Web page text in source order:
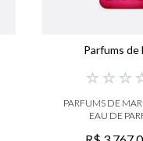
Parfums de
☆ ☆ ☆
PARFUMS DE
EAU DE